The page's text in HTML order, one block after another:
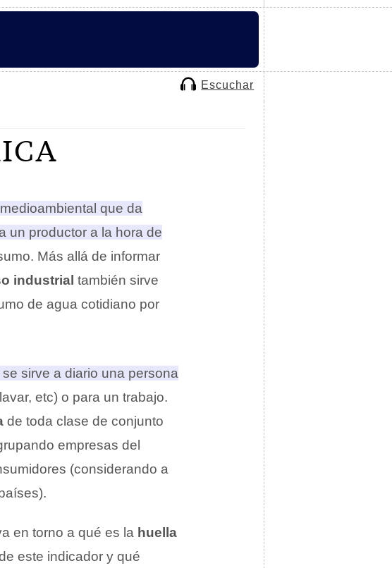
Escuchar
que da
un productor a la hora de
. Más allá de informar
industrial también sirve
de agua cotidiano por
sirve a diario una persona
etc) o para un trabajo.
de toda clase de conjunto
empresas del
(considerando a
en torno a qué es la huella
este indicador y qué